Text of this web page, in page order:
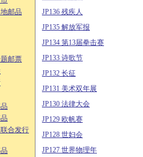
邮品
邮票
合发行
JP136 残疾人
JP135 解放军报
JP134 第13届拳击赛
JP133 诗歌节
JP132 长征
JP131 美术双年展
JP130 法律大会
JP129 欧帆赛
JP128 世妇会
JP127 世界物理年